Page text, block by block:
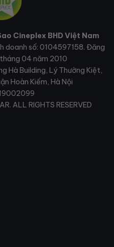
Cineplex BHD Việt Nam
doanh số: 0104597158. Đăng
04 năm 2010
Hà Building, Lý Thường Kiệt,
Hoàn Kiếm, Hà Nội
ALL RIGHTS RESERVED